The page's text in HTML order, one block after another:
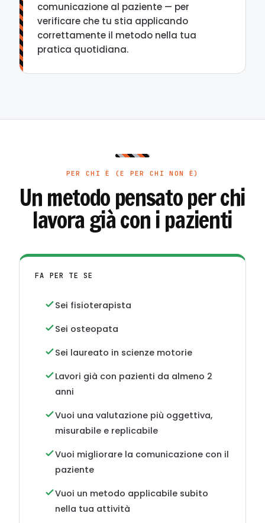
comunicazione al paziente — per
verificare che tu stia applicando
correttamente il metodo nella tua
pratica quotidiana.
PER CHI È (E PER CHI NON È)
Un metodo pensato per chi
lavora già con i pazienti
FA PER TE SE
Sei fisioterapista
Sei osteopata
Sei laureato in scienze motorie
Lavori già con pazienti da almeno 2
anni
Vuoi una valutazione più oggettiva,
misurabile e replicabile
Vuoi migliorare la comunicazione con il
paziente
Vuoi un metodo applicabile subito
nella tua attività